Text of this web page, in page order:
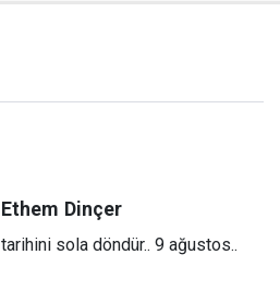
Ethem Dinçer
tarihini sola döndür.. 9 ağustos..